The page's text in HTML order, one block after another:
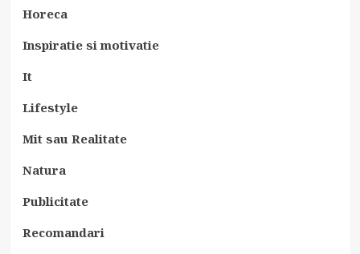
Horeca
Inspiratie si motivatie
It
Lifestyle
Mit sau Realitate
Natura
Publicitate
Recomandari